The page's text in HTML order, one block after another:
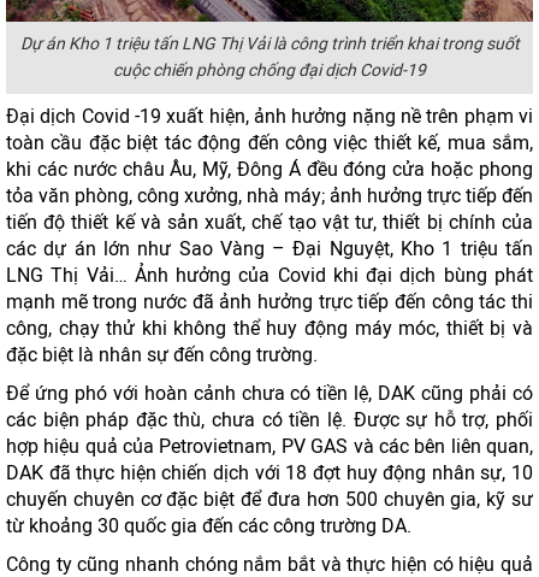
Dự án Kho 1 triệu tấn LNG Thị Vải là công trình triển khai trong suốt
cuộc chiến phòng chống đại dịch Covid-19
Đại dịch Covid -19 xuất hiện, ảnh hưởng nặng nề trên phạm vi
toàn cầu đặc biệt tác động đến công việc thiết kế, mua sắm,
khi các nước châu Âu, Mỹ, Đông Á đều đóng cửa hoặc phong
tỏa văn phòng, công xưởng, nhà máy; ảnh hưởng trực tiếp đến
tiến độ thiết kế và sản xuất, chế tạo vật tư, thiết bị chính của
các dự án lớn như Sao Vàng – Đại Nguyệt, Kho 1 triệu tấn
LNG Thị Vải… Ảnh hưởng của Covid khi đại dịch bùng phát
mạnh mẽ trong nước đã ảnh hưởng trực tiếp đến công tác thi
công, chạy thử khi không thể huy động máy móc, thiết bị và
đặc biệt là nhân sự đến công trường.
Để ứng phó với hoàn cảnh chưa có tiền lệ, DAK cũng phải có
các biện pháp đặc thù, chưa có tiền lệ. Được sự hỗ trợ, phối
hợp hiệu quả của Petrovietnam, PV GAS và các bên liên quan,
DAK đã thực hiện chiến dịch với 18 đợt huy động nhân sự, 10
chuyến chuyên cơ đặc biệt để đưa hơn 500 chuyên gia, kỹ sư
từ khoảng 30 quốc gia đến các công trường DA.
Công ty cũng nhanh chóng nắm bắt và thực hiện có hiệu quả